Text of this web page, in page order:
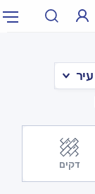
דקים